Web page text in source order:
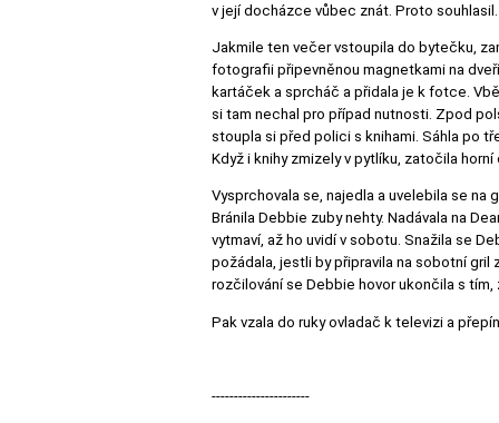
v její docházce vůbec znát. Proto souhlasil.
Jakmile ten večer vstoupila do bytečku,
fotografii připevněnou magnetkami na
kartáček a sprcháč a přidala je k fotce.
si tam nechal pro případ nutnosti. Zpod
stoupla si před polici s knihami. Sáhla po
Když i knihy zmizely v pytlíku, zatočila
Vysprchovala se, najedla a uvelebila se na
Bránila Debbie zuby nehty. Nadávala na
vytmaví, až ho uvidí v sobotu. Snažila se
požádala, jestli by připravila na sobotní gril
rozčilování se Debbie hovor ukončila s
Pak vzala do ruky ovladač k televizi a
----------------------